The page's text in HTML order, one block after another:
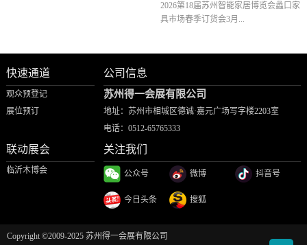
2026第18届苏州智能家居博览会蠡口家
具市场春季订货会3月...
快速通道
观众预登记
展位预订
公司信息
苏州得一会展有限公司
地址：苏州市相城区德诚·嘉元广场写字楼2203室
电话： 0512-65765333
联动展会
临沂木博会
关注我们
公众号 微博 抖音号
今日头条 搜狐
Copyright ©2009-2025 苏州得一会展有限公司